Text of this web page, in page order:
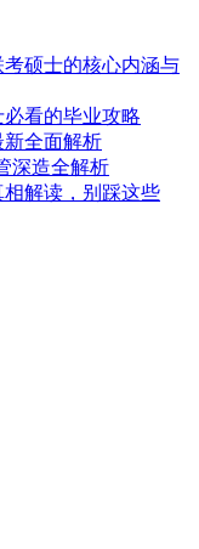
硕士的核心内涵与
看的毕业攻略
新全面解析
深造全解析
相解读，别踩这些